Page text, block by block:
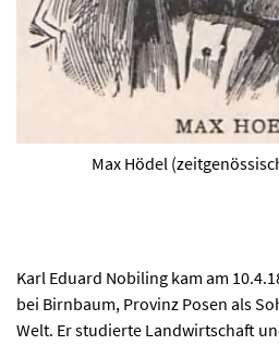
Max Hödel
Karl Eduard Nobiling kam am
bei Birnbaum, Provinz Posen als
Welt. Er studierte Landwirtschaft